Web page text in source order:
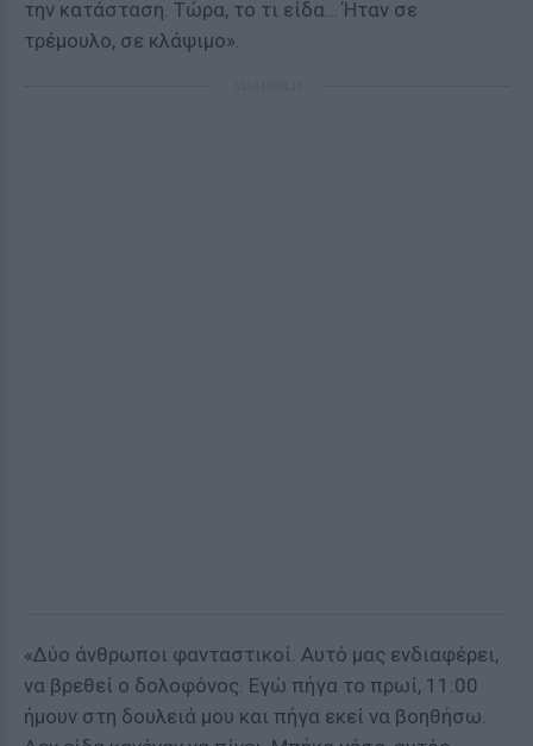
την κατάσταση. Τώρα, το τι είδα… Ήταν σε
τρέμουλο, σε κλάψιμο».
«Δύο άνθρωποι φανταστικοί. Αυτό μας ενδιαφέρει,
να βρεθεί ο δολοφόνος. Εγώ πήγα το πρωί, 11:00
ήμουν στη δουλειά μου και πήγα εκεί να βοηθήσω.